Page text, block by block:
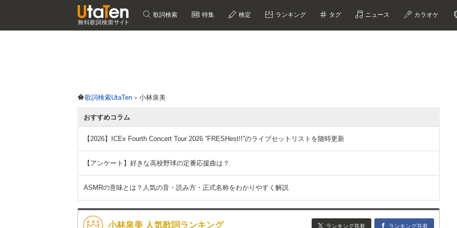
歌詞検索 特集 検定 ランキング タグ ニュース カラオケ
歌詞検索UtaTen 小林泉美
おすすめコラム
【2026】ICEx Fourth Concert Tour 2026 ”FRESHest!!”のライブセットリストを随時更新
【アンケート】好きな高校野球の定番応援曲は？
ASMRの意味とは？人気の音・読み方・正式名称をわかりやすく解説
小林泉美 人気歌詞ランキング ランキング共有 ランキング共有